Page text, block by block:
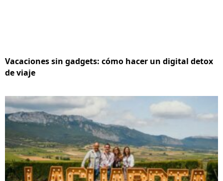
Vacaciones sin gadgets: cómo hacer un digital detox
de viaje